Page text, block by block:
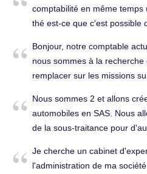
comptabilité en même
thé est-ce que c'est possible
joindre à partir de midi
complète de la comptabilité
Bonjour, notre comptable
nous sommes à la
remplacer sur les missions
COMPTABLE 1- Réception
factures d’achats – de
nature et par mois - 2-
de déplacements du
règlement sur le relevé –
Nous sommes 2 et allons
automobiles en SAS. Nous
de la sous-traitance pour
complète de la comptabilité.
comptabilité à Lyon 6e
Je cherche un cabinet
l'administration de ma